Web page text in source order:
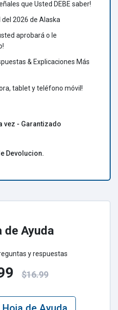
de Ayuda
y respuestas
$16.99
que Usted DEBE saber!
2026 de Alaska
aprobará o le
& Explicaciones Más
tablet y teléfono móvil!
vez - Garantizado
Devolucion.